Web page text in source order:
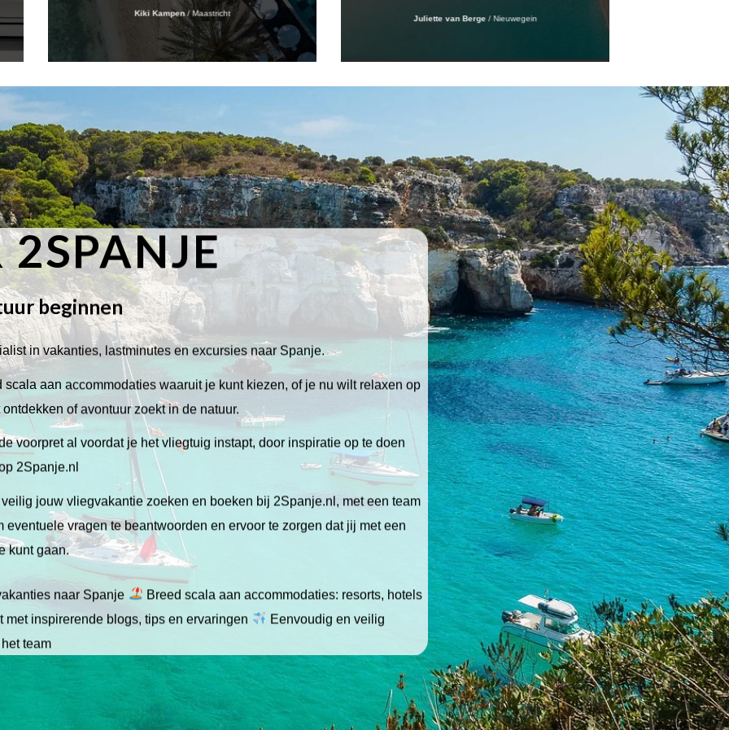
Kiki Kampen /Maastricht
Juliette van Berge /Nieuwegein
2SPANJE
beginnen
in vakanties, lastminutes en excursies naar Spanje.
scala aan accommodaties waaruit je kunt kiezen, of je nu wilt relaxen op
of avontuur zoekt in de natuur.
voorpret al voordat je het vliegtuig instapt, door inspiratie op te doen
2Spanje.nl
jouw vliegvakantie zoeken en boeken bij 2Spanje.nl, met een team
eventuele vragen te beantwoorden en ervoor te zorgen dat jij met een
kunt gaan.
naar Spanje
Breed scala aan accommodaties: resorts, hotels
met inspirerende blogs, tips en ervaringen
Eenvoudig en veilig
team